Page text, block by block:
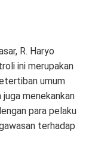
R. Haryo
ini merupakan
umum
menekankan
para pelaku
terhadap